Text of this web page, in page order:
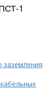
1
заземления